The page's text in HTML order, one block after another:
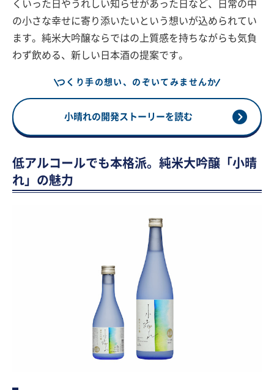
くいった日やうれしい知らせがあった日など、日常の中
の小さな幸せに寄り添いたいという想いが込められてい
ます。純米大吟醸ならではの上質感を持ちながらも気負
わず飲める、新しい日本酒の提案です。
つくり手の想い、のぞいてみませんか
小晴れの開発ストーリーを読む
低アルコールでも本格派。純米大吟醸「小晴
れ」の魅力